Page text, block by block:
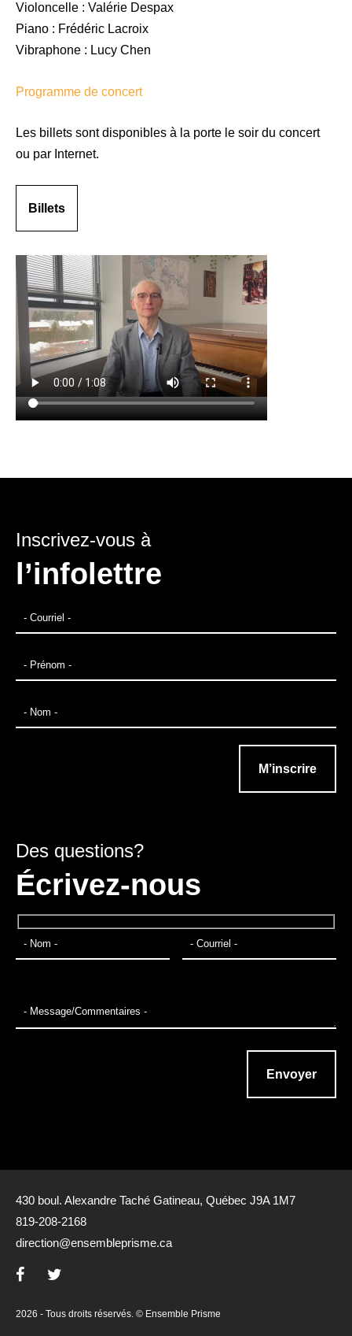
Violoncelle : Valérie Despax
Piano : Frédéric Lacroix
Vibraphone : Lucy Chen
Programme de concert
Les billets sont disponibles à la porte le soir du concert
ou par Internet.
Billets
Inscrivez-vous à
l’infolettre
Des questions?
Écrivez-nous
2026 - Tous droits réservés. © Ensemble Prisme
430 boul. Alexandre Taché Gatineau, Québec J9A 1M7
819-208-2168
direction@ensembleprisme.ca